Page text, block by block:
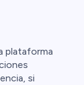
plataforma
si